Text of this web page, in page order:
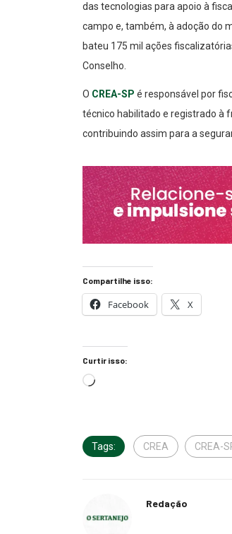
das tecnologias para apoio à
campo e, também, à adoção do
bateu 175 mil ações
Conselho.
O CREA-SP é responsável por
técnico habilitado e registrado à
contribuindo assim para a
Compartilhe isso:
Facebook X
Curtir isso:
Tags: CREA CREA-
Redação